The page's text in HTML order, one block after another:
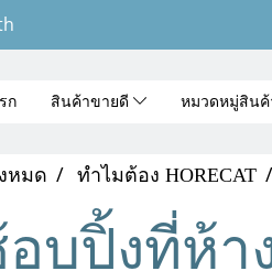
ก สินค้าขายดี หมวดหมู่สิน
หมด ทำไมต้อง HORECAT
บปิ้งที่ห้า